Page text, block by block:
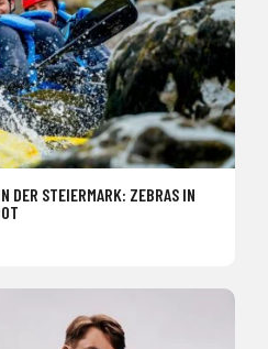
DER STEIERMARK: ZEBRAS IN